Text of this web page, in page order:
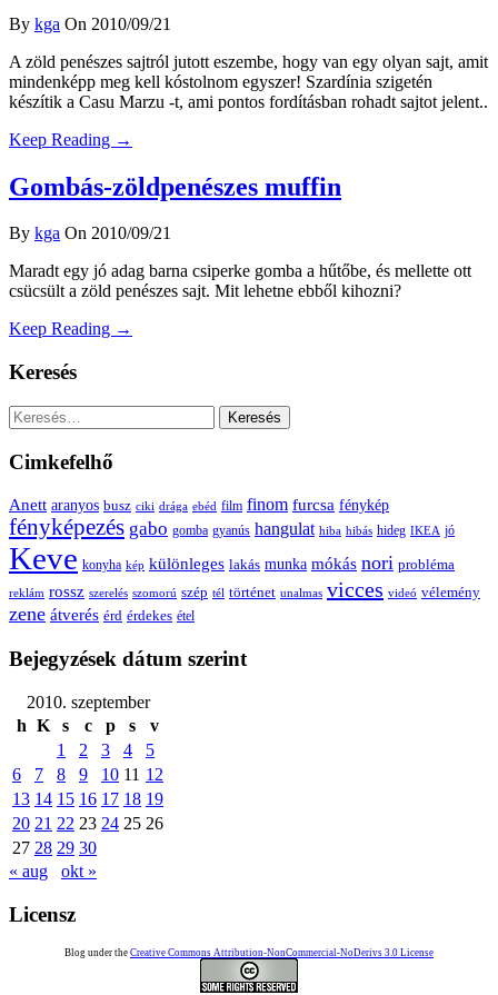
By kga On 2010/09/21
A zöld penészes sajtról jutott eszembe, hogy van egy olyan sajt, amit
mindenképp meg kell kóstolnom egyszer! Szardínia szigetén
készítik a Casu Marzu -t, ami pontos fordításban rohadt sajtot jelent..
Keep Reading →
Gombás-zöldpenészes muffin
By kga On 2010/09/21
Maradt egy jó adag barna csiperke gomba a hűtőbe, és mellette ott
csücsült a zöld penészes sajt. Mit lehetne ebből kihozni?
Keep Reading →
Keresés
Keresés:
Cimkefelhő
Anett aranyos busz ciki drága ebéd film finom furcsa fénykép
fényképezés gabo gomba gyanús hangulat hiba hibás hideg IKEA jó
Keve konyha kép különleges lakás munka mókás nori probléma
reklám rossz szerelés szomorú szép tél történet unalmas vicces videó vélemény
zene átverés érd érdekes étel
Bejegyzések dátum szerint
2010. szeptember
h K s c p s
v
1
2 3 4
5
6
7 8 9 10 11 12
13 14 15 16 17 18 19
20 21 22 23 24 25 26
27 28 29 30
« aug
okt »
Licensz
Blog under the Creative Commons Attribution-NonCommercial-NoDerivs 3.0 License